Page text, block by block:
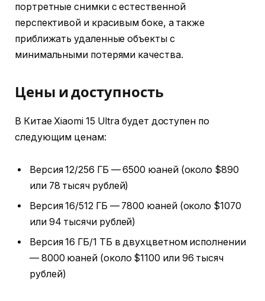
портретные снимки с естественной
перспективой и красивым боке, а также
приближать удаленные объекты с
минимальными потерями качества.
Цены и доступность
В Китае Xiaomi 15 Ultra будет доступен по
следующим ценам:
Версия 12/256 ГБ — 6500 юаней (около $890
или 78 тысяч рублей)
Версия 16/512 ГБ — 7800 юаней (около $1070
или 94 тысячи рублей)
Версия 16 ГБ/1 ТБ в двухцветном исполнении
— 8000 юаней (около $1100 или 96 тысяч
рублей)